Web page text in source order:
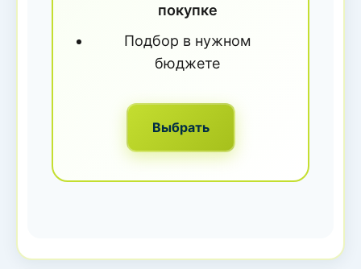
покупке
Подбор в нужном
бюджете
Выбрать